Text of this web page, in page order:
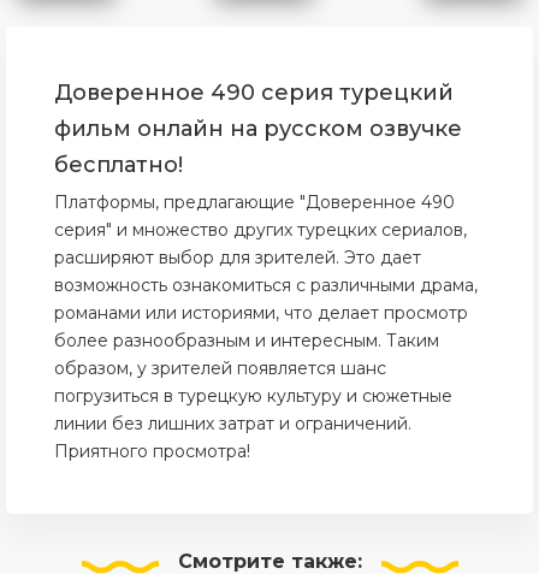
Доверенное 490 серия турецкий
фильм онлайн на русском озвучке
бесплатно!
Платформы, предлагающие "Доверенное 490
серия" и множество других турецких сериалов,
расширяют выбор для зрителей. Это дает
возможность ознакомиться с различными драма,
романами или историями, что делает просмотр
более разнообразным и интересным. Таким
образом, у зрителей появляется шанс
погрузиться в турецкую культуру и сюжетные
линии без лишних затрат и ограничений.
Приятного просмотра!
Смотрите также: